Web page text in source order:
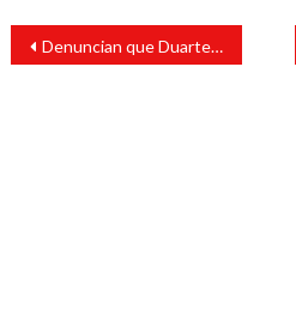
Navegación
entradas
Denuncian que Duarte y Karime acumularon más de 90 casas